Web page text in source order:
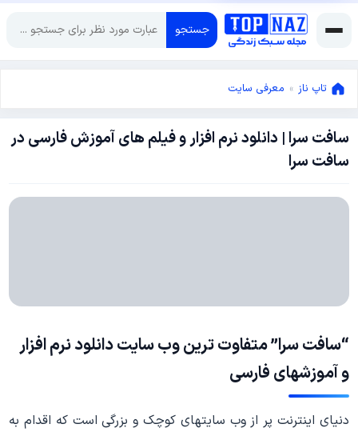
جستجو
تاپ ناز » معرفی سایت
سافت سرا | دانلود نرم افزار و فیلم های آموزش فارسی در
سافت سرا
ژانویه
“سافت سرا” متفاوت ترین وب سایت دانلود نرم افزار
و آموزشهای فارسی
دنیای اینترنت پر از وب سایتهای کوچک و بزرگی است که اقدام به